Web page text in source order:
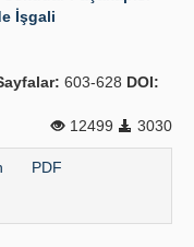
İşgali
603-628 DOI:
12499
3030
PDF